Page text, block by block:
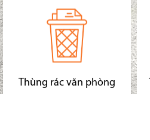
Thùng rác văn phòng